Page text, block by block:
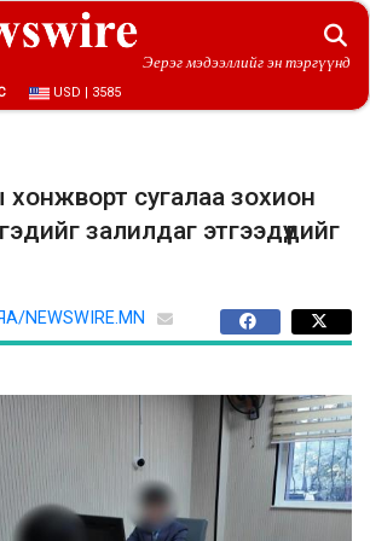
Эерэг мэдээллийг эн тэргүүнд
USD | 3585
сугалаа зохион
залилдаг этгээдүүдийг
NEWSWIRE.MN